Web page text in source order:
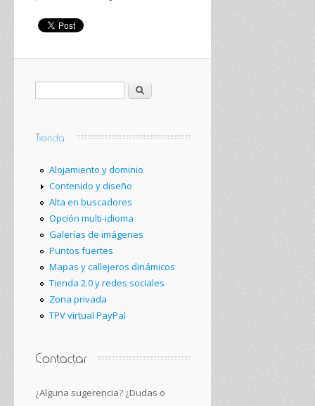
Buscar
Alojamiento y dominio
Contenido y diseño
Alta en buscadores
Opción multi-idioma
Galerías de imágenes
Puntos fuertes
Mapas y callejeros dinámicos
Tienda 2.0 y redes sociales
Zona privada
TPV virtual PayPal
¿Alguna sugerencia? ¿Dudas o